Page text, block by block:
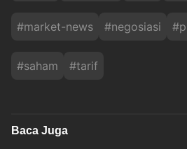
#market-news #negosiasi #
#saham #tarif
Baca Juga